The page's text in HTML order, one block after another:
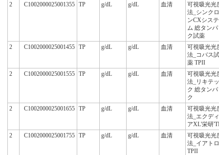
2
C1002000025001355 TP g/dL g/dL 血清
可視吸光光
法_シンクロ
ンCXシステ
ム 総タンパ
ク試薬
2
C1002000025001455 TP g/dL g/dL 血清
可視吸光光
法_コバス試
薬 TPII
2
C1002000025001555 TP g/dL g/dL 血清
可視吸光光
法_リキテッ
ク 総タンパ
ク
2
C1002000025001655 TP g/dL g/dL 血清
可視吸光光
法_エクディ
アXL'栄研
2
C1002000025001755 TP g/dL g/dL 血清
可視吸光光
法_イアトロ
TPII